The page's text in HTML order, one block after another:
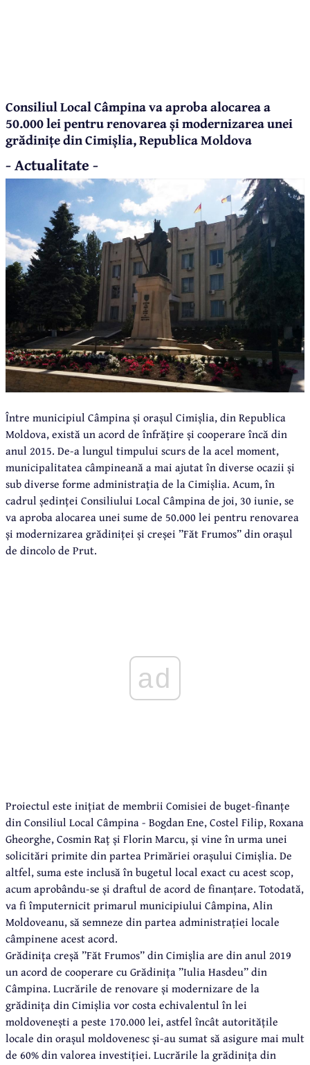
Consiliul Local Câmpina va aproba alocarea a
50.000 lei pentru renovarea și modernizarea unei
grădinițe din Cimișlia, Republica Moldova
- Actualitate -
Între municipiul Câmpina și orașul Cimișlia, din Republica
Moldova, există un acord de înfrățire și cooperare încă din
anul 2015. De-a lungul timpului scurs de la acel moment,
municipalitatea câmpineană a mai ajutat în diverse ocazii și
sub diverse forme administrația de la Cimișlia. Acum, în
cadrul ședinței Consiliului Local Câmpina de joi, 30 iunie, se
va aproba alocarea unei sume de 50.000 lei pentru renovarea
și modernizarea grădiniței și creșei ”Făt Frumos” din orașul
de dincolo de Prut.
ad
Proiectul este inițiat de membrii Comisiei de buget-finanțe
din Consiliul Local Câmpina - Bogdan Ene, Costel Filip, Roxana
Gheorghe, Cosmin Raț și Florin Marcu, și vine în urma unei
solicitări primite din partea Primăriei orașului Cimișlia. De
altfel, suma este inclusă în bugetul local exact cu acest scop,
acum aprobându-se și draftul de acord de finanțare. Totodată,
va fi împuternicit primarul municipiului Câmpina, Alin
Moldoveanu, să semneze din partea administrației locale
câmpinene acest acord.
Grădinița creșă ”Făt Frumos” din Cimișlia are din anul 2019
un acord de cooperare cu Grădinița ”Iulia Hasdeu” din
Câmpina. Lucrările de renovare și modernizare de la
grădinița din Cimișlia vor costa echivalentul în lei
moldovenești a peste 170.000 lei, astfel încât autoritățile
locale din orașul moldovenesc și-au sumat să asigure mai mult
de 60% din valorea investiției. Lucrările la grădinița din